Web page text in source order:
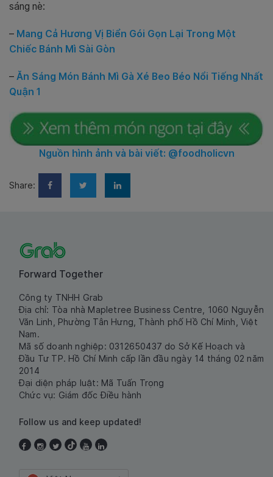
sáng nè:
– Mang Cả Hương Vị Biển Gói Gọn Lại Trong Một
Chiếc Bánh Mì Sài Gòn
– Ăn Sáng Món Bánh Mì Gà Xé Beo Béo Nổi Tiếng Nhất
Quận 1
Nguồn hình ảnh và bài viết: @foodholicvn
Share:
Forward Together
Công ty TNHH Grab
Địa chỉ: Tòa nhà Mapletree Business Centre, 1060 Nguyễn
Văn Linh, Phường Tân Hưng, Thành phố Hồ Chí Minh, Việt
Nam.
Mã số doanh nghiệp: 0312650437 do Sở Kế Hoạch và
Đầu Tư TP. Hồ Chí Minh cấp lần đầu ngày 14 tháng 02 năm
2014
Đại diện pháp luật: Mã Tuấn Trọng
Chức vụ: Giám đốc Điều hành
Follow us and keep updated!